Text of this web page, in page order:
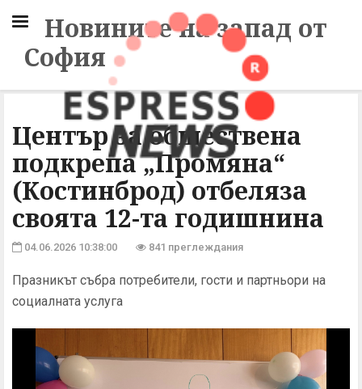
Новините на запад от
София
Център за обществена
подкрепа „Промяна“
(Костинброд) отбеляза
своята 12-та годишнина
04.06.2026 10:38:00 841 преглеждания
Празникът събра потребители, гости и партньори на
социалната услуга